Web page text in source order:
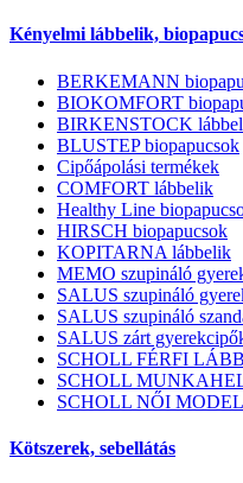
Kényelmi lábbelik,
BERKEMANN
BIOKOMFORT
BIRKENSTOCK
BLUSTEP biopapucsok
Cipőápolási termékek
COMFORT lábbelik
Healthy Line
HIRSCH biopapucsok
KOPITARNA lábbelik
MEMO szupináló
SALUS szupináló
SALUS szupináló
SALUS zárt
SCHOLL FÉRFI
SCHOLL
SCHOLL NŐI
Kötszerek, sebellátás